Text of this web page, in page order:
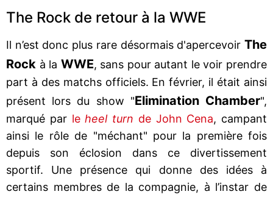
The Rock de retour à la WWE
Il n’est donc plus rare désormais d'apercevoir The
Rock à la WWE, sans pour autant le voir prendre
part à des matchs officiels. En février, il était ainsi
présent lors du show "Elimination Chamber",
marqué par leheel turn de John Cena, campant
ainsi le rôle de "méchant" pour la première fois
depuis son éclosion dans ce divertissement
sportif. Une présence qui donne des idées à
certains membres de la compagnie, à l’instar de